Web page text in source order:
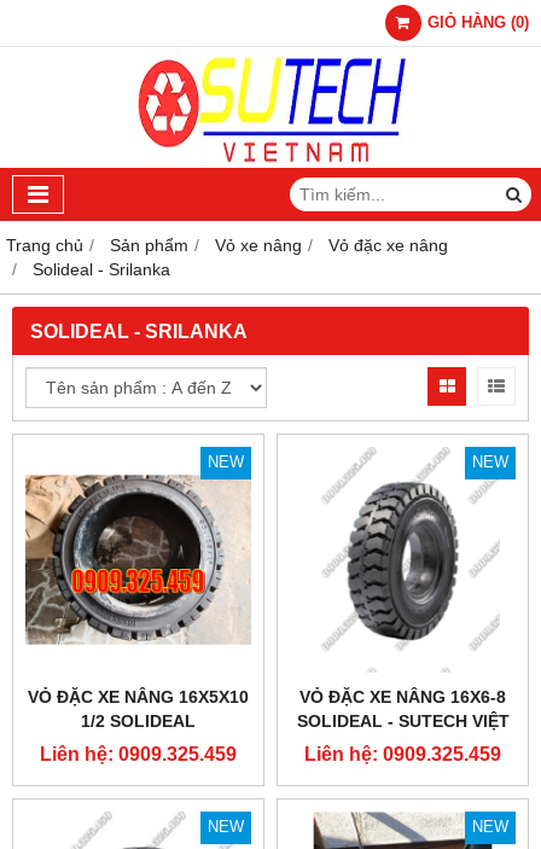
GIỎ HÀNG (0)
Trang chủ Sản phẩm Vỏ xe nâng
Vỏ đặc xe nâng
Solideal - Srilanka
SOLIDEAL - SRILANKA
NEW
VỎ ĐẶC XE NÂNG 16X5X10
1/2 SOLIDEAL
Liên hệ: 0909.325.459
NEW
VỎ ĐẶC XE NÂNG 16X6-8
SOLIDEAL - SUTECH VIỆT
NAM
Liên hệ: 0909.325.459
NEW NEW